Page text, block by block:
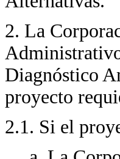
2. La
Diagnóstico
proyecto
2.1. Si el